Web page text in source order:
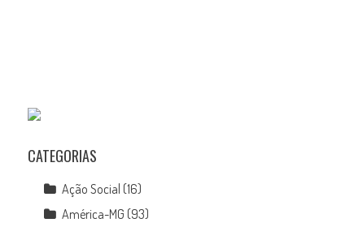
CATEGORIAS
Ação Social (16)
América-MG (93)